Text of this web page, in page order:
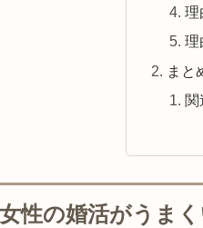
理
理
まと
関
性の婚活がうま